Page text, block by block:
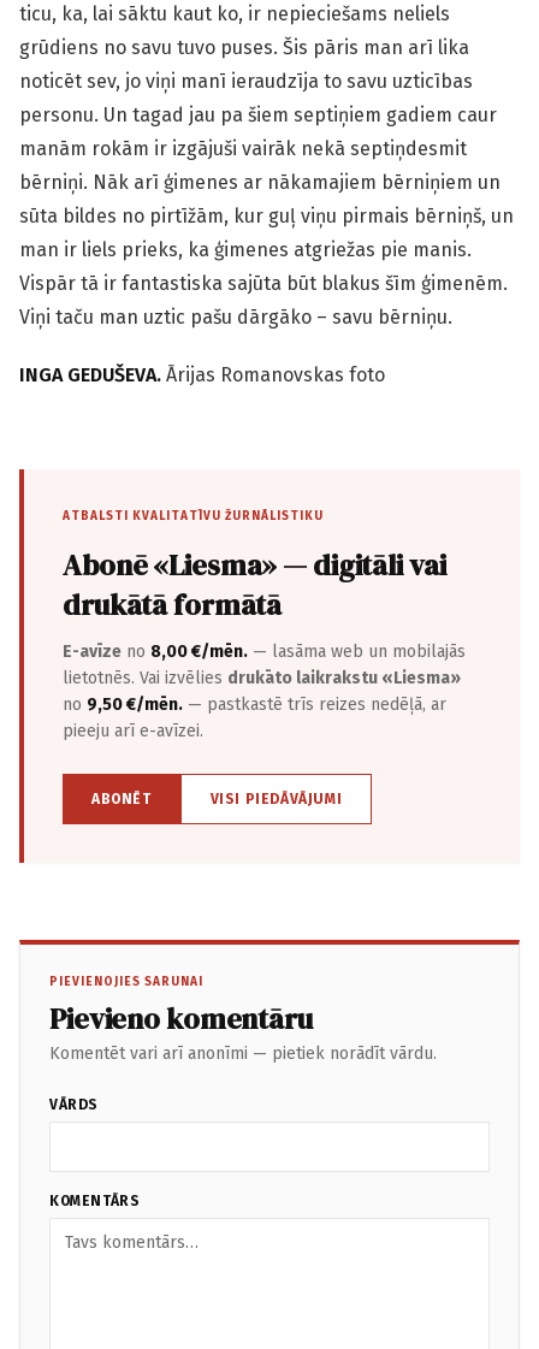
ticu, ka, lai sāktu kaut ko, ir nepieciešams neliels
grūdiens no savu tuvo puses. Šis pāris man arī lika
noticēt sev, jo viņi manī ieraudzīja to savu uzticības
personu. Un tagad jau pa šiem septiņiem gadiem caur
manām rokām ir izgājuši vairāk nekā septiņdesmit
bērniņi. Nāk arī ģimenes ar nākamajiem bērniņiem un
sūta bildes no pirtīžām, kur guļ viņu pirmais bērniņš, un
man ir liels prieks, ka ģimenes atgriežas pie manis.
Vispār tā ir fantastiska sajūta būt blakus šīm ģimenēm.
Viņi taču man uztic pašu dārgāko – savu bērniņu.
INGA GEDUŠEVA. Ārijas Romanovskas foto
ATBALSTI KVALITATĪVU ŽURNĀLISTIKU
Abonē «Liesma» — digitāli vai
drukātā formātā
E-avīze no 8,00 €/mēn. — lasāma web un mobilajās
lietotnēs. Vai izvēlies drukāto laikrakstu «Liesma»
no 9,50 €/mēn. — pastkastē trīs reizes nedēļā, ar
pieeju arī e-avīzei.
ABONĒT VISI PIEDĀVĀJUMI
PIEVIENOJIES SARUNAI
Pievieno komentāru
Komentēt vari arī anonīmi — pietiek norādīt vārdu.
VĀRDS
KOMENTĀRS